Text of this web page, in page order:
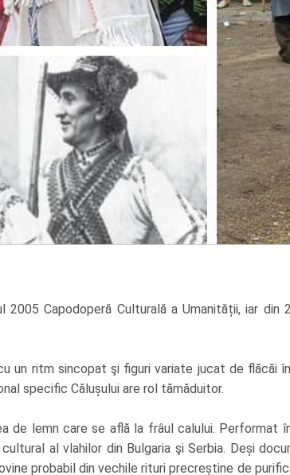
2005 Capodoperă Culturală a Umanității, iar
un ritm sincopat şi figuri variate jucat de flăcăi
specific Călușului are rol tămăduitor.
de lemn care se află la frâul calului. Performat
al vlahilor din Bulgaria şi Serbia. Deși
probabil din vechile rituri precreștine de